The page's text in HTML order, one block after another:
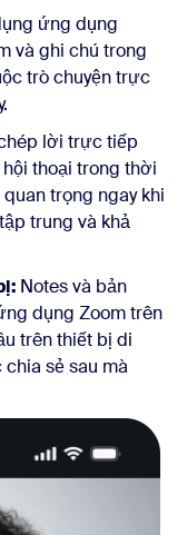
ứng dụng
và ghi chú trong
trò chuyện trực
lời trực tiếp
thoại trong thời
trọng ngay khi
trung và khả
Notes và bản
dụng Zoom trên
trên thiết bị di
sẻ sau mà